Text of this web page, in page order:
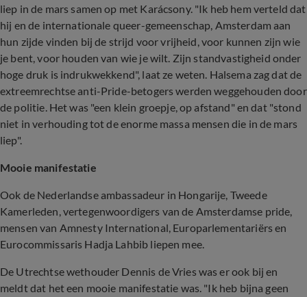
liep in de mars samen op met Karácsony. "Ik heb hem verteld dat
hij en de internationale queer-gemeenschap, Amsterdam aan
hun zijde vinden bij de strijd voor vrijheid, voor kunnen zijn wie
je bent, voor houden van wie je wilt. Zijn standvastigheid onder
hoge druk is indrukwekkend", laat ze weten. Halsema zag dat de
extreemrechtse anti-Pride-betogers werden weggehouden door
de politie. Het was "een klein groepje, op afstand" en dat "stond
niet in verhouding tot de enorme massa mensen die in de mars
liep".
Mooie manifestatie
Ook de Nederlandse ambassadeur in Hongarije, Tweede
Kamerleden, vertegenwoordigers van de Amsterdamse pride,
mensen van Amnesty International, Europarlementariërs en
Eurocommissaris Hadja Lahbib liepen mee.
De Utrechtse wethouder Dennis de Vries was er ook bij en
meldt dat het een mooie manifestatie was. "Ik heb bijna geen